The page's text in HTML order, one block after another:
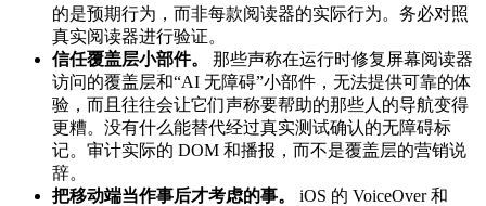
的是预期行为，而非每款阅读器的实际行为。务必对照
真实阅读器进行验证。
信任覆盖层小部件。
那些声称在运行时修复屏幕阅读器
访问的覆盖层和“AI 无障碍”小部件，无法提供可靠的体
验，而且往往会让它们声称要帮助的那些人的导航变得
更糟。没有什么能替代经过真实测试确认的无障碍标
记。审计实际的 DOM 和播报，而不是覆盖层的营销说
辞。
把移动端当作事后才考虑的事。
iOS 的 VoiceOver 和